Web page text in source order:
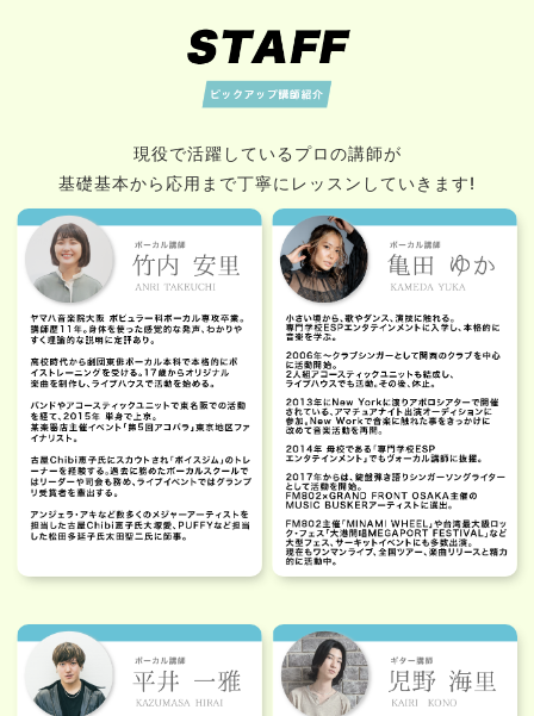
現役で活躍しているプロの講師が
基礎基本から応用まで丁寧にレッスンしていきます!